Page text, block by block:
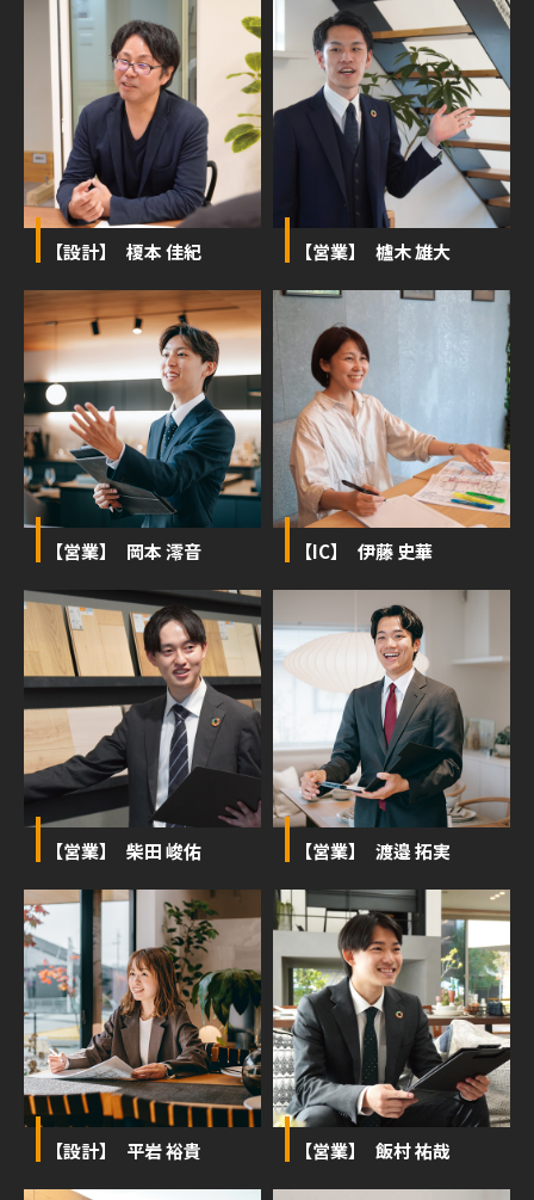
【設計】 榎本 佳紀 【営業】 櫨木 雄大
【営業】 岡本 澪音 【IC】 伊藤 史華
【営業】 柴田 峻佑 【営業】 渡邉 拓実
【設計】 平岩 裕貴 【営業】 飯村 祐哉